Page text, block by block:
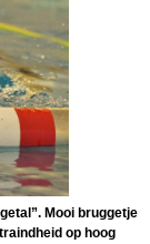
Mooi bruggetje
op hoog